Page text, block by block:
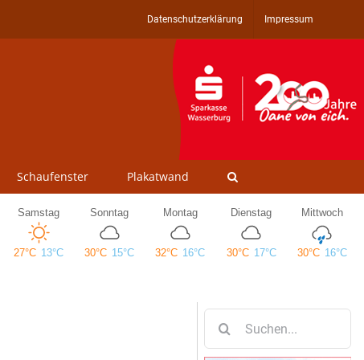
Datenschutzerklärung Impressum
Schaufenster Plakatwand
nach: